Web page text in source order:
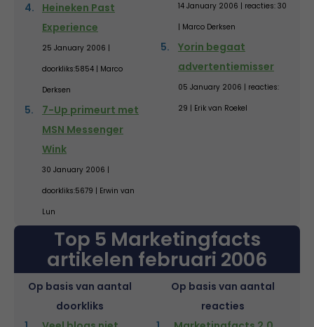
Heineken Past
Experience
25 January 2006 |
doorkliks:5854 | Marco
Derksen
7-Up primeurt met
MSN Messenger
Wink
30 January 2006 |
doorkliks:5679 | Erwin van
Lun
14 January 2006 | reacties: 30
| Marco Derksen
Yorin begaat
advertentiemisser
05 January 2006 | reacties:
29 | Erik van Roekel
Top 5 Marketingfacts
artikelen februari 2006
Op basis van aantal
doorkliks
Op basis van aantal
reacties